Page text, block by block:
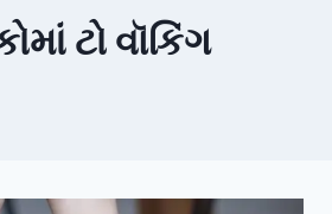
ટો વૉકિંગ